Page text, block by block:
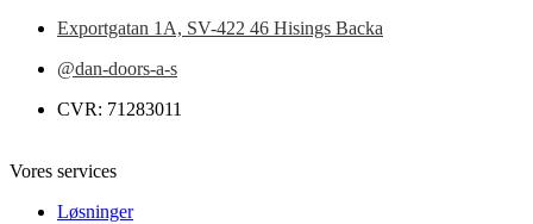
Exportgatan 1A, SV-422 46 Hisings Backa
@dan-doors-a-s
CVR: 71283011
Vores services
Løsninger